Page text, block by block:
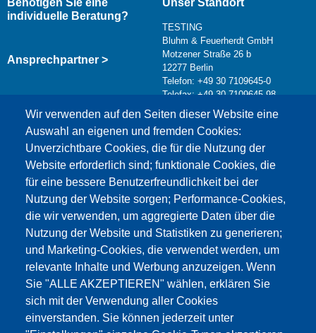
Wir verwenden auf den Seiten dieser Website eine
Auswahl an eigenen und fremden Cookies:
Unverzichtbare Cookies, die für die Nutzung der
Website erforderlich sind; funktionale Cookies, die
für eine bessere Benutzerfreundlichkeit bei der
Nutzung der Website sorgen; Performance-Cookies,
die wir verwenden, um aggregierte Daten über die
Nutzung der Website und Statistiken zu generieren;
und Marketing-Cookies, die verwendet werden, um
relevante Inhalte und Werbung anzuzeigen. Wenn
Sie "ALLE AKZEPTIEREN" wählen, erklären Sie
sich mit der Verwendung aller Cookies
einverstanden. Sie können jederzeit unter
individuelle Beratung?
Ansprechpartner >
TESTING
Bluhm & Feuerherdt GmbH
Motzener Straße 26 b
12277 Berlin
Telefon: +49 30 7109645-0
Telefax: +49 30 7109645-98
info@testing.de
Dieser Inhalt ist blockiert, da die Google Maps
Cookies nicht akzeptiert wurden.
NUR DIE GOOGLE MAPS COOKIES
AKZEPTIEREN.
Alle Cookies akzeptieren